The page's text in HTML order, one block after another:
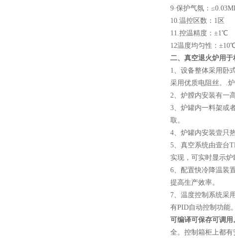
9·保护气氛：
10.温控区数：1区
11.控温精度：±1℃
12温度均匀性：
二、 真空退火炉用
1、设备整体采用卧
采用优质电阻丝。.
2、炉膛内安装有一
3、炉罐内一料架或
取。
4、炉罐内安装壹只
5、真空系统由壹台
实现，可实时显示
6、配置快冷降温装
提高生产效率。
7、温度控制系统采
有PID自动控制功能。
可编译可保存可调用
全。控制箱柜上都有